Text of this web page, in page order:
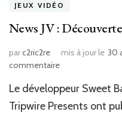
JEUX VIDÉO
News JV :
parc2ric2re mis à jour le 30
commentairesur
JV
:
‎Le développeur‎‎ ‎‎Sweet
‎‎Tripwire Presents‎‎ ‎‎ont